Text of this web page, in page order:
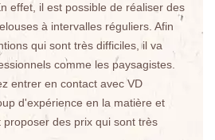
effet, il est possible de réaliser des
à intervalles réguliers. Afin
qui sont très difficiles, il va
comme les paysagistes.
entrer en contact avec VD
d'expérience en la matière et
des prix qui sont très